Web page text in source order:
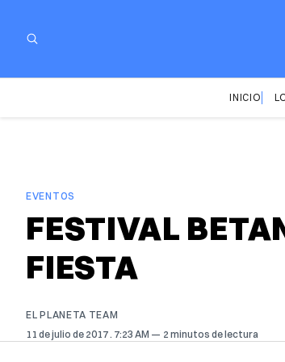
INICIO
EVENTOS
FESTIVAL
FIESTA
EL PLANETA TEAM
11 de julio de 2017 . 7:23 AM 2 minutos de lectura